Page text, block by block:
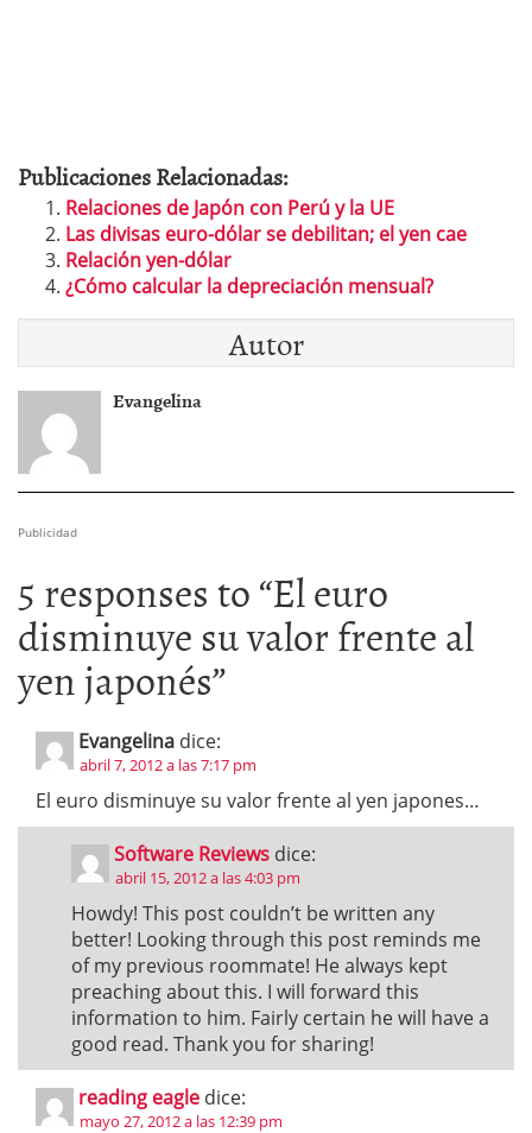
Publicaciones Relacionadas:
Relaciones de Japón con Perú y la UE
Las divisas euro-dólar se debilitan; el yen cae
Relación yen-dólar
¿Cómo calcular la depreciación mensual?
Autor
Evangelina
Publicidad
5 responses to “El euro
disminuye su valor frente al
yen japonés”
Evangelina dice:
abril 7, 2012 a las 7:17 pm
El euro disminuye su valor frente al yen japones…
Software Reviews dice:
abril 15, 2012 a las 4:03 pm
Howdy! This post couldn’t be written any
better! Looking through this post reminds me
of my previous roommate! He always kept
preaching about this. I will forward this
information to him. Fairly certain he will have a
good read. Thank you for sharing!
reading eagle dice:
mayo 27, 2012 a las 12:39 pm